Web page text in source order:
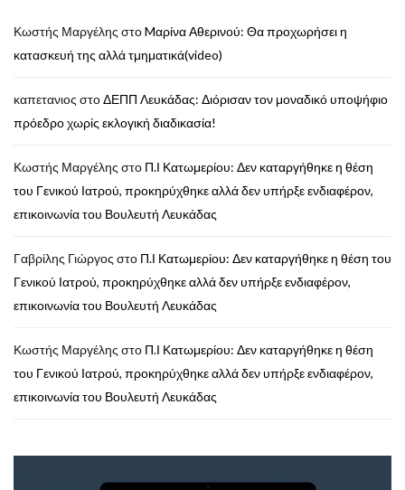
Κωστής Μαργέλης στοMαρίνα Αθερινού: Θα προχωρήσει η
κατασκευή της αλλά τμηματικά(video)
καπετανιος στοΔΕΠΠ Λευκάδας: Διόρισαν τον μοναδικό υποψήφιο
πρόεδρο χωρίς εκλογική διαδικασία!
Κωστής Μαργέλης στο Π.Ι Κατωμερίου: Δεν καταργήθηκε η θέση
του Γενικού Ιατρού, προκηρύχθηκε αλλά δεν υπήρξε ενδιαφέρον,
επικοινωνία του Βουλευτή Λευκάδας
Γαβρίλης Γιώργος στο Π.Ι Κατωμερίου: Δεν καταργήθηκε η θέση του
Γενικού Ιατρού, προκηρύχθηκε αλλά δεν υπήρξε ενδιαφέρον,
επικοινωνία του Βουλευτή Λευκάδας
Κωστής Μαργέλης στο Π.Ι Κατωμερίου: Δεν καταργήθηκε η θέση
του Γενικού Ιατρού, προκηρύχθηκε αλλά δεν υπήρξε ενδιαφέρον,
επικοινωνία του Βουλευτή Λευκάδας